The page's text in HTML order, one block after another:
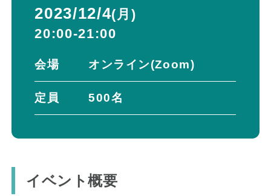
イベント概要
2023/12/4(月)
20:00-21:00
会場 オンライン(Zoom)
定員 500名